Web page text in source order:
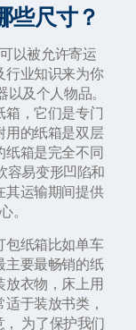
些尺寸？
以被允许寄运
行业知识来为你
及个人物品。
，它们是专门
用的纸箱是双层
纸箱是完全不同
容易变形凹陷和
其运输期间提供
。
包纸箱比如单车
主要最畅销的纸
放衣物，床上用
于装放书类，
为了保护我们